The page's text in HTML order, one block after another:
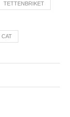
TETTENBRIKET
CAT